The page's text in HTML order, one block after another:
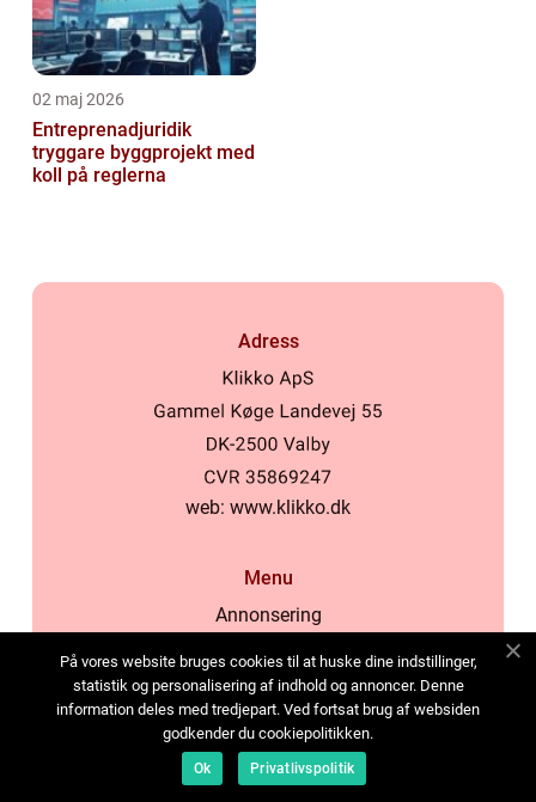
02 maj 2026
Entreprenadjuridik
tryggare byggprojekt med
koll på reglerna
Adress
web: www.klikko.dk
Menu
Annonsering
Cookies
Kontakta oss
Sitemap
På vores website bruges cookies til at huske dine indstillinger,
statistik og personalisering af indhold og annoncer. Denne
information deles med tredjepart. Ved fortsat brug af websiden
godkender du cookiepolitikken.
Ok Privatlivspolitik